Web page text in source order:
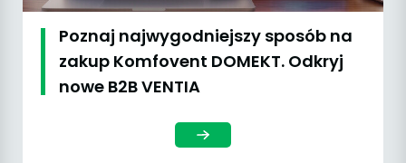
Poznaj najwygodniejszy sposób na
zakup Komfovent DOMEKT. Odkryj
nowe B2B VENTIA